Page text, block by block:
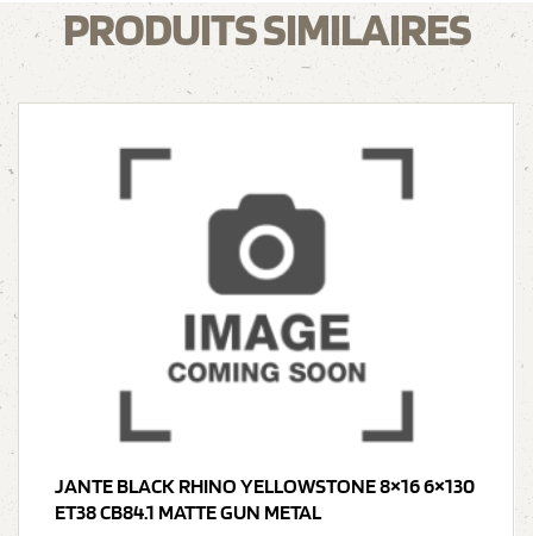
PRODUITS SIMILAIRES
JANTE BLACK RHINO YELLOWSTONE 8×16 6×130
ET38 CB84.1 MATTE GUN METAL